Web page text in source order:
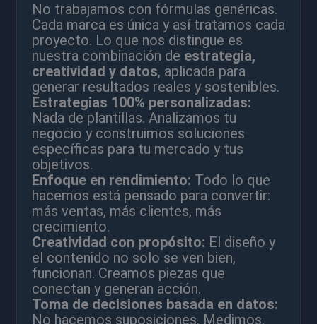
No trabajamos con fórmulas genéricas.
Cada marca es única y así tratamos cada
proyecto. Lo que nos distingue es
nuestra combinación de estrategia,
creatividad y datos, aplicada para
generar resultados reales y sostenibles.
Estrategias 100% personalizadas:
Nada de plantillas. Analizamos tu
negocio y construimos soluciones
específicas para tu mercado y tus
objetivos.
Enfoque en rendimiento: Todo lo que
hacemos está pensado para convertir:
más ventas, más clientes, más
crecimiento.
Creatividad con propósito: El diseño y
el contenido no solo se ven bien,
funcionan. Creamos piezas que
conectan y generan acción.
Toma de decisiones basada en datos:
No hacemos suposiciones. Medimos,